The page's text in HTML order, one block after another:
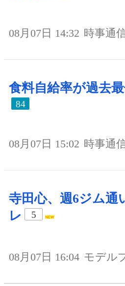
08月07日 14:32 時事通
食料自給率が過去
84
08月07日 15:02 時事通
寺田心、週6ジム通
レ
5
08月07日 16:04 モデル